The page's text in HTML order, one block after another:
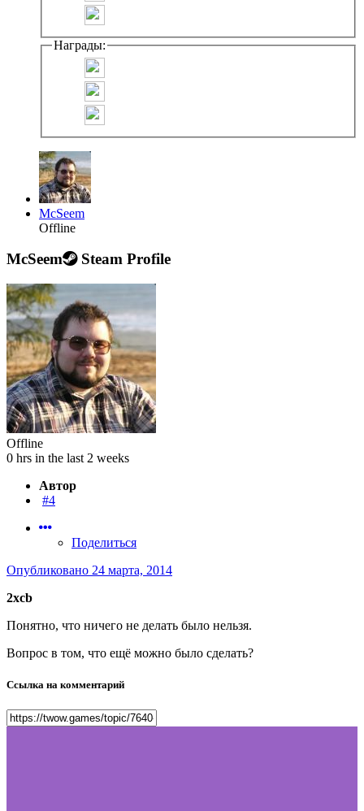
Награды:
McSeem
Offline
McSeem Steam Profile
Offline
0 hrs in the last 2 weeks
Автор
#4
Поделиться
Опубликовано 24 марта, 2014
2xcb
Понятно, что ничего не делать было нельзя.
Вопрос в том, что ещё можно было сделать?
Ссылка на комментарий